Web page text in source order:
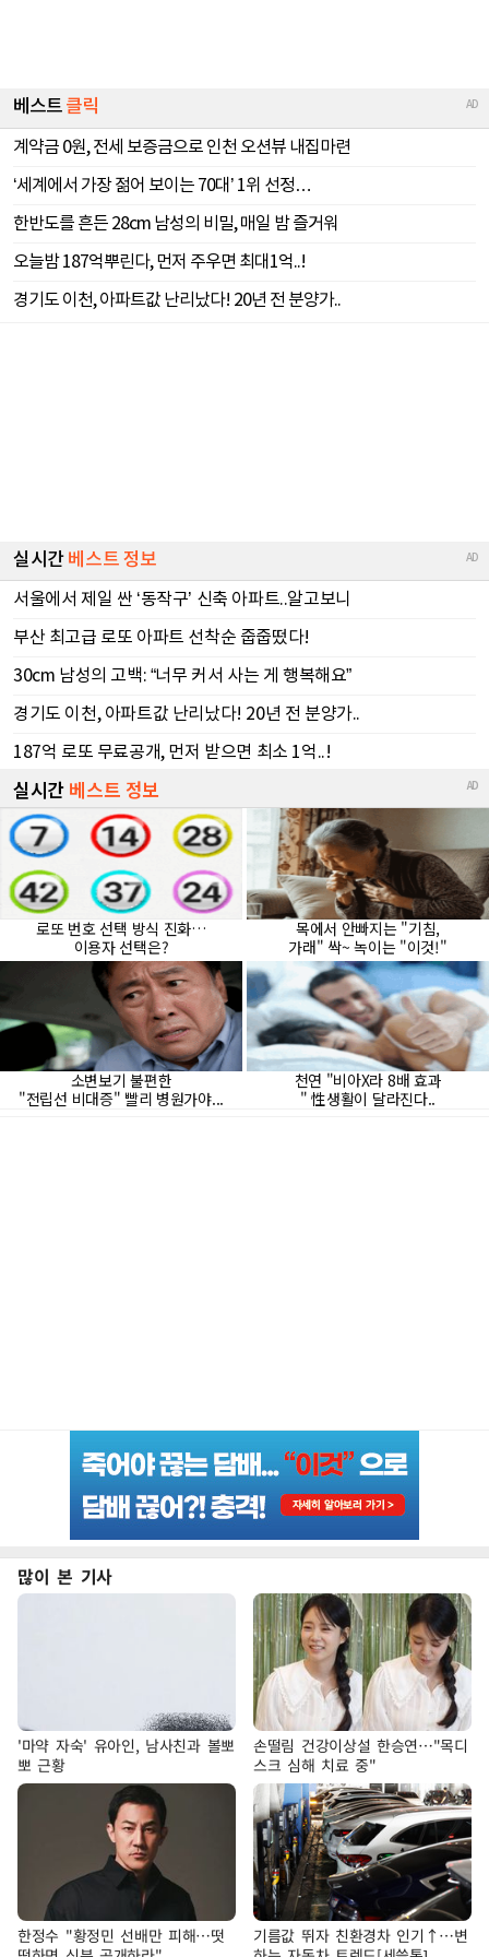
많이 본 기사
'마약 자숙' 유아인, 남사친과 볼뽀
뽀 근황
손떨림 건강이상설 한승연…"목디
스크 심해 치료 중"
한정수 "황정민 선배만 피해…떳
기름값 뛰자 친환경차 인기↑…변